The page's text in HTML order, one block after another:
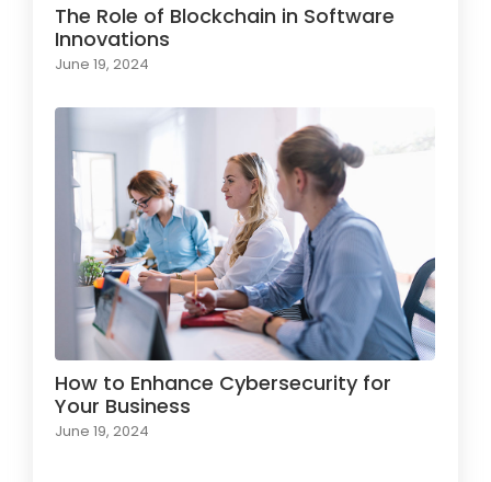
The Role of Blockchain in Software
Innovations
June 19, 2024
How to Enhance Cybersecurity for
Your Business
June 19, 2024